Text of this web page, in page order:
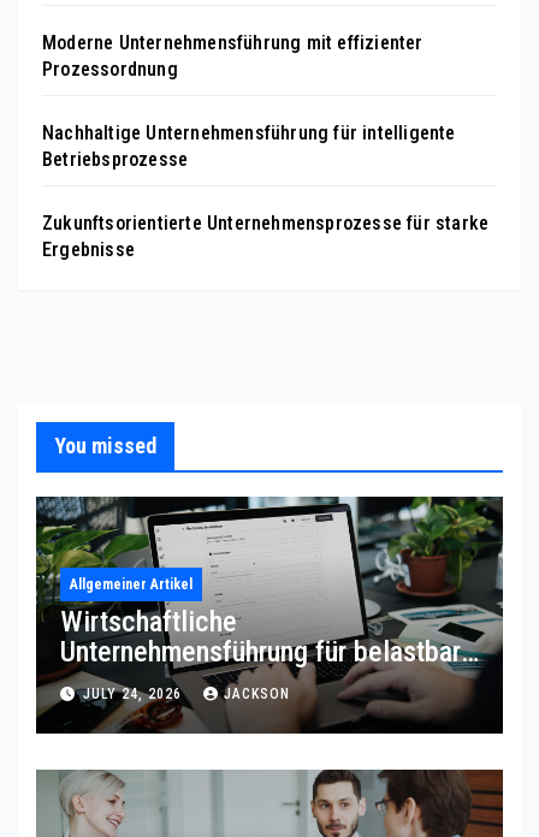
Moderne Unternehmensführung mit effizienter
Prozessordnung
Nachhaltige Unternehmensführung für intelligente
Betriebsprozesse
Zukunftsorientierte Unternehmensprozesse für starke
Ergebnisse
You missed
Allgemeiner Artikel
Wirtschaftliche
Unternehmensführung für belastbare
Prozessqualität
JULY 24, 2026 JACKSON